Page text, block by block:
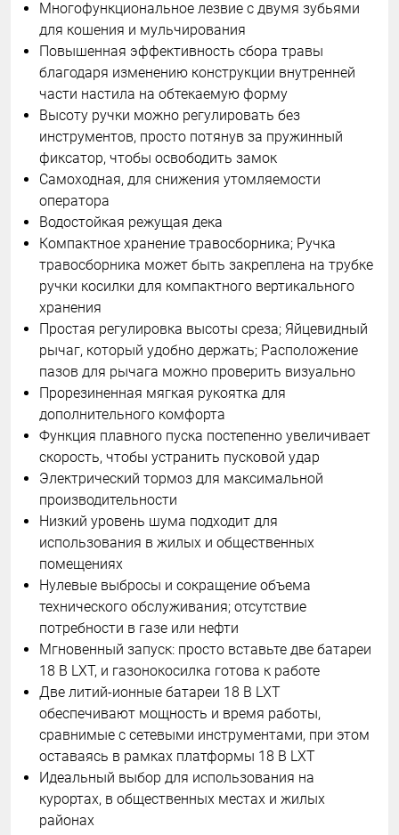
Многофункциональное лезвие с двумя зубьями
для кошения и мульчирования
Повышенная эффективность сбора травы
благодаря изменению конструкции внутренней
части настила на обтекаемую форму
Высоту ручки можно регулировать без
инструментов, просто потянув за пружинный
фиксатор, чтобы освободить замок
Самоходная, для снижения утомляемости
оператора
Водостойкая режущая дека
Компактное хранение травосборника; Ручка
травосборника может быть закреплена на трубке
ручки косилки для компактного вертикального
хранения
Простая регулировка высоты среза; Яйцевидный
рычаг, который удобно держать; Расположение
пазов для рычага можно проверить визуально
Прорезиненная мягкая рукоятка для
дополнительного комфорта
Функция плавного пуска постепенно увеличивает
скорость, чтобы устранить пусковой удар
Электрический тормоз для максимальной
производительности
Низкий уровень шума подходит для
использования в жилых и общественных
помещениях
Нулевые выбросы и сокращение объема
технического обслуживания; отсутствие
потребности в газе или нефти
Мгновенный запуск: просто вставьте две батареи
18 В LXT, и газонокосилка готова к работе
Две литий-ионные батареи 18 В LXT
обеспечивают мощность и время работы,
сравнимые с сетевыми инструментами, при этом
оставаясь в рамках платформы 18 В LXT
Идеальный выбор для использования на
курортах, в общественных местах и жилых
районах